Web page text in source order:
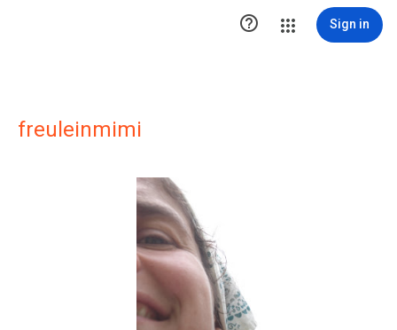
 Sign in
freuleinmimi